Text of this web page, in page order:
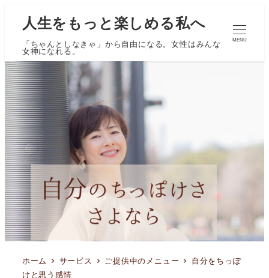
人生をもっと楽しめる私へ
「ちゃんとしなきゃ」から自由になる。女性はみんな
女神になれる。
MENU
ホーム サービス ご提供中のメニュー
自分をちっぽ
けと思う感情